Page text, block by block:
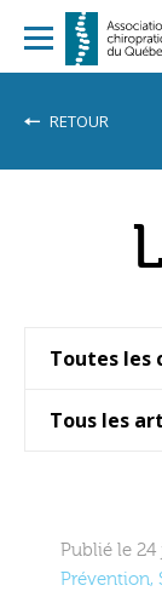
RETOUR
Publié le
Prévention,